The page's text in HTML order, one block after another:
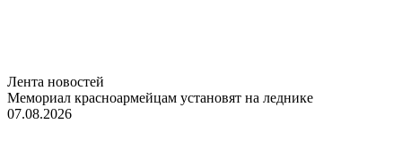
Лента новостей
Мемориал красноармейцам установят на леднике
07.08.2026